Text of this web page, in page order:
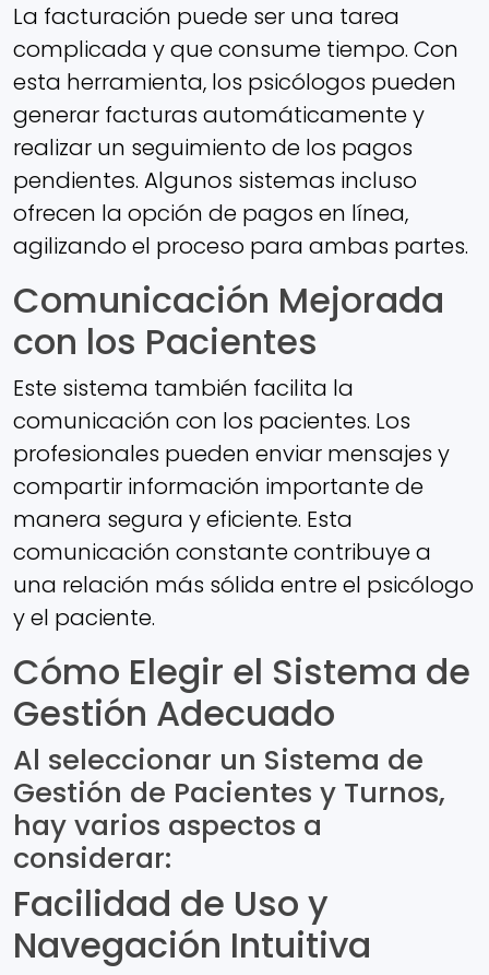
La facturación puede ser una tarea
complicada y que consume tiempo. Con
esta herramienta, los psicólogos pueden
generar facturas automáticamente y
realizar un seguimiento de los pagos
pendientes. Algunos sistemas incluso
ofrecen la opción de pagos en línea,
agilizando el proceso para ambas partes.
Comunicación Mejorada
con los Pacientes
Este sistema también facilita la
comunicación con los pacientes. Los
profesionales pueden enviar mensajes y
compartir información importante de
manera segura y eficiente. Esta
comunicación constante contribuye a
una relación más sólida entre el psicólogo
y el paciente.
Cómo Elegir el Sistema de
Gestión Adecuado
Al seleccionar un Sistema de
Gestión de Pacientes y Turnos,
hay varios aspectos a
considerar:
Facilidad de Uso y
Navegación Intuitiva